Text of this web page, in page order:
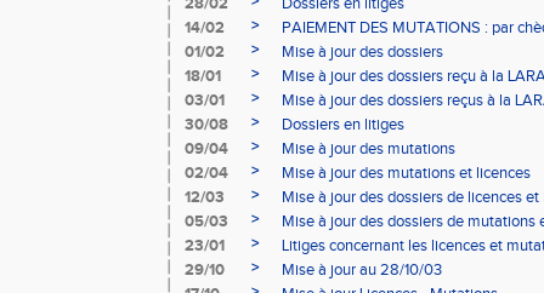
14/02
>
PAIEMENT DES MUTATIONS : par
01/02
>
Mise à jour des dossiers
18/01
>
Mise à jour des dossiers reçu à la
03/01
>
Mise à jour des dossiers reçus à la
30/08
>
Dossiers en litiges
09/04
>
Mise à jour des mutations
02/04
>
Mise à jour des mutations et licences
12/03
>
Mise à jour des dossiers de licences
05/03
>
Mise à jour des dossiers de mutations
23/01
>
Litiges concernant les licences et
29/10
>
Mise à jour au 28/10/03